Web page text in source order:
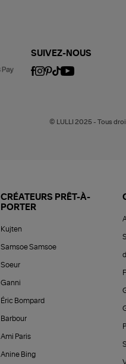
SUIVEZ-NOUS
© LULLI 2025 - Tous
CRÉATEURS PRÊT-À-
PORTER
Kujten
Samsoe Samsoe
Soeur
Ganni
Éric Bompard
Barbour
Ami Paris
Anine Bing